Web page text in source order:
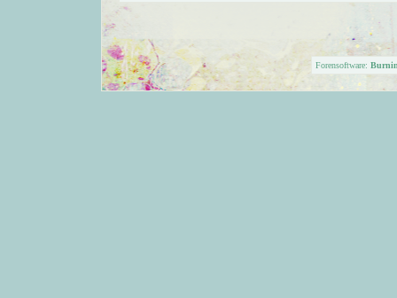
Forensoftware: